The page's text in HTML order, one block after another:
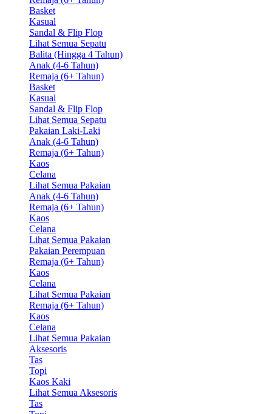
Basket
Kasual
Sandal & Flip Flop
Lihat Semua Sepatu
Balita (Hingga 4 Tahun)
Anak (4-6 Tahun)
Remaja (6+ Tahun)
Basket
Kasual
Sandal & Flip Flop
Lihat Semua Sepatu
Pakaian Laki-Laki
Anak (4-6 Tahun)
Remaja (6+ Tahun)
Kaos
Celana
Lihat Semua Pakaian
Anak (4-6 Tahun)
Remaja (6+ Tahun)
Kaos
Celana
Lihat Semua Pakaian
Pakaian Perempuan
Remaja (6+ Tahun)
Kaos
Celana
Lihat Semua Pakaian
Remaja (6+ Tahun)
Kaos
Celana
Lihat Semua Pakaian
Aksesoris
Tas
Topi
Kaos Kaki
Lihat Semua Aksesoris
Tas